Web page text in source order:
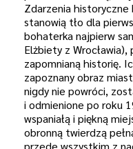
Zdarzenia
stanowią tło dla
bohaterka najpierw
Elżbiety z
zapomnianą historię.
zapoznany obraz
nigdy nie powróci,
i odmienione po roku
wspaniałą i piękną
obronną twierdzą